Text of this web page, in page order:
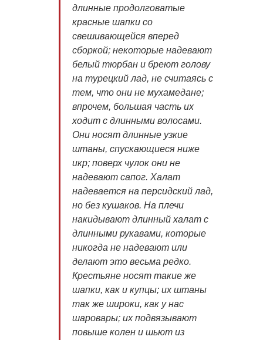
длинные продолговатые
красные шапки со
свешивающейся вперед
сборкой; некоторые надевают
белый тюрбан и бреют голову
на турецкий лад, не считаясь с
тем, что они не мухамедане;
впрочем, большая часть их
ходит с длинными волосами.
Они носят длинные узкие
штаны, спускающиеся ниже
икр; поверх чулок они не
надевают сапог. Халат
надевается на персидский лад,
но без кушаков. На плечи
накидывают длинный халат с
длинными рукавами, которые
никогда не надевают или
делают это весьма редко.
Крестьяне носят такие же
шапки, как и купцы; их штаны
так же широки, как у нас
шаровары; их подвязывают
повыше колен и шьют из